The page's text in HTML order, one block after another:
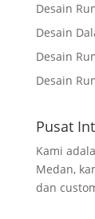
Desain
Desain
Desain
Desain
Pusat
Kami
Medan,
dan